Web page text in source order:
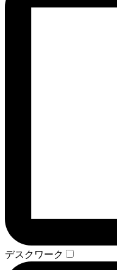
デスクワーク